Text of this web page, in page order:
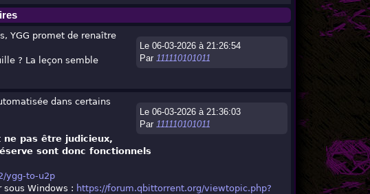
Le 06-03-2026 à 21:26:54
Par 111110101011
YGG promet de renaître
? La leçon semble
Le 06-03-2026 à 21:36:03
Par 111110101011
dans certains
pas être judicieux,
sont donc fonctionnels
ygg-to-u2p
Windows : https://forum.qbittorrent.org/viewtopic.php?